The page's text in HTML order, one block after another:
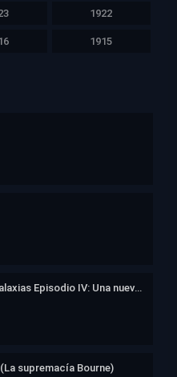
1922
1915
La guerra de las galaxias Episodio IV: Una nueva esperanza
supremacía Bourne)